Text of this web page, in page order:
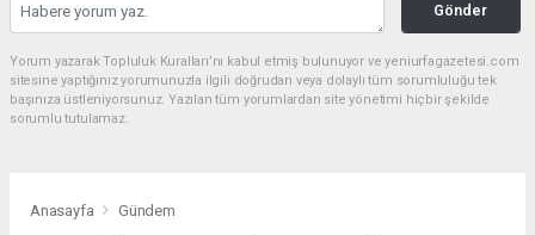
Gönder
Yorum yazarak Topluluk Kuralları’nı kabul etmiş bulunuyor ve yeniurfagazetesi.com
sitesine yaptığınız yorumunuzla ilgili doğrudan veya dolaylı tüm sorumluluğu tek
başınıza üstleniyorsunuz. Yazılan tüm yorumlardan site yönetimi hiçbir şekilde
sorumlu tutulamaz.
Anasayfa Gündem